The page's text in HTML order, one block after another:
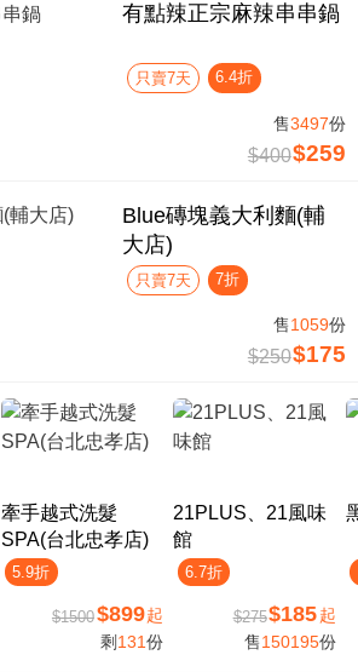
有點辣正宗麻辣串串鍋
只賣7天 6.4折
售3497份
$400$259
Blue磚塊義大利麵(輔
大店)
只賣7天 7折
售1059份
$250$175
牽手越式洗髮
SPA(台北忠孝店)
5.9折
$1500$899起
剩 131份
21PLUS、21風味
館
6.7折
$275$185 起
售150195份